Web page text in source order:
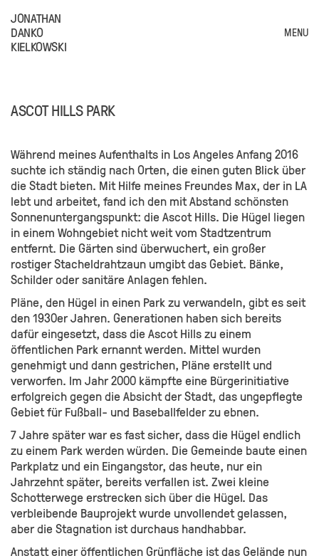
JONATHAN
DANKO
KIELKOWSKI
MENU
ASCOT HILLS PARK
Während meines Aufenthalts in Los Angeles Anfang 2016
suchte ich ständig nach Orten, die einen guten Blick über
die Stadt bieten. Mit Hilfe meines Freundes Max, der in LA
lebt und arbeitet, fand ich den mit Abstand schönsten
Sonnenuntergangspunkt: die Ascot Hills. Die Hügel liegen
in einem Wohngebiet nicht weit vom Stadtzentrum
entfernt. Die Gärten sind überwuchert, ein großer
rostiger Stacheldrahtzaun umgibt das Gebiet. Bänke,
Schilder oder sanitäre Anlagen fehlen.
Pläne, den Hügel in einen Park zu verwandeln, gibt es seit
den 1930er Jahren. Generationen haben sich bereits
dafür eingesetzt, dass die Ascot Hills zu einem
öffentlichen Park ernannt werden. Mittel wurden
genehmigt und dann gestrichen, Pläne erstellt und
verworfen. Im Jahr 2000 kämpfte eine Bürgerinitiative
erfolgreich gegen die Absicht der Stadt, das ungepflegte
Gebiet für Fußball- und Baseballfelder zu ebnen.
7 Jahre später war es fast sicher, dass die Hügel endlich
zu einem Park werden würden. Die Gemeinde baute einen
Parkplatz und ein Eingangstor, das heute, nur ein
Jahrzehnt später, bereits verfallen ist. Zwei kleine
Schotterwege erstrecken sich über die Hügel. Das
verbleibende Bauprojekt wurde unvollendet gelassen,
aber die Stagnation ist durchaus handhabbar.
Anstatt einer öffentlichen Grünfläche ist das Gelände nun